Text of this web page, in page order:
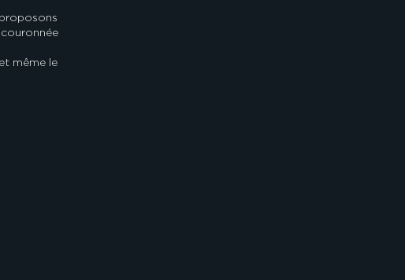
même le